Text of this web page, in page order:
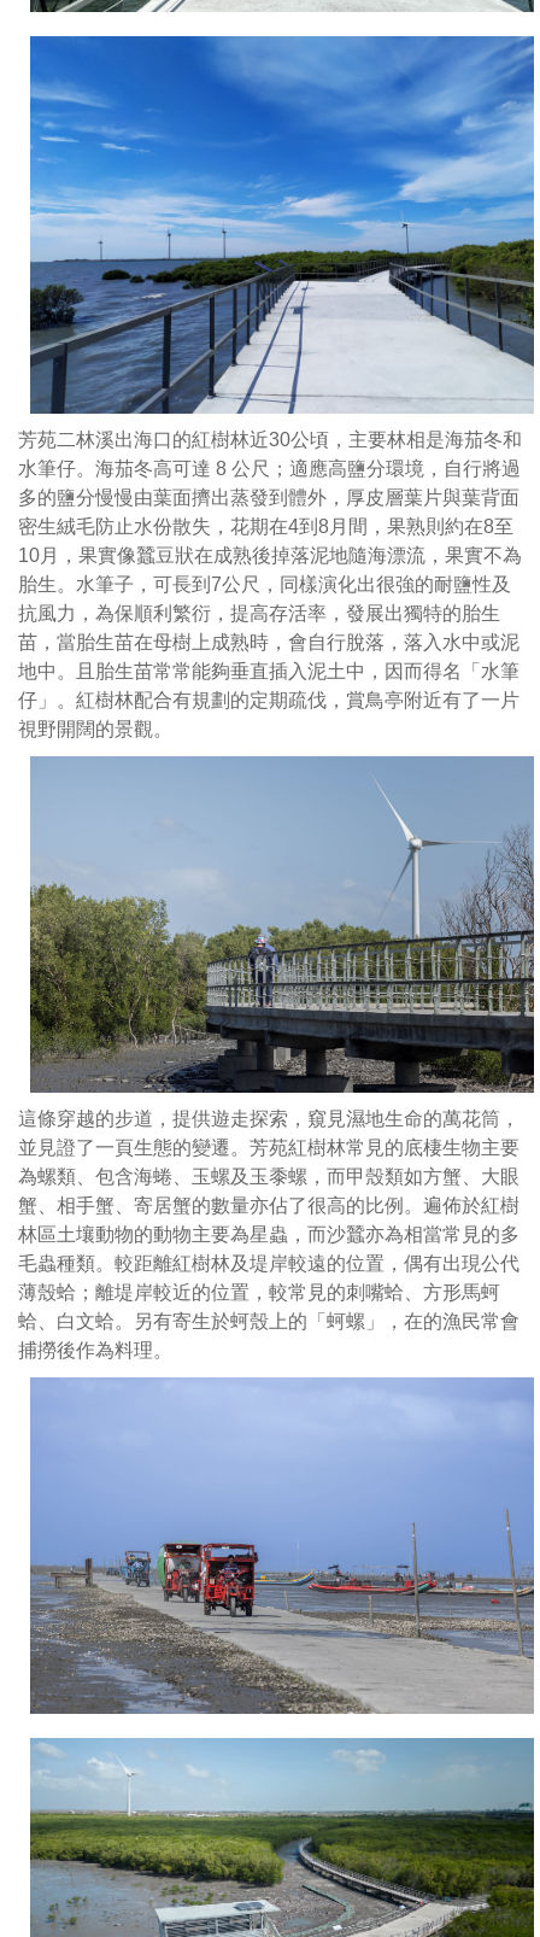
間
小
時，
北、
中、
個
入
口，
選
擇
自
己
喜
歡
的
出
入
口
走
相
當
方
便，
南
步
道
入
口
就
位
在
全
台
灣
面
積
最
白
馬
峰
普
天
廣
大
的
天
芳苑二林溪出海口的紅樹林近30公頃，主要林相是海茄冬和
水筆仔。海茄冬高可達 8 公尺；適應高鹽分環境，自行將過
多的鹽分慢慢由葉面擠出蒸發到體外，厚皮層葉片與葉背面
密生絨毛防止水份散失，花期在4到8月間，果熟則約在8至
10月，果實像蠶豆狀在成熟後掉落泥地隨海漂流，果實不為
胎生。水筆子，可長到7公尺，同樣演化出很強的耐鹽性及
抗風力，為保順利繁衍，提高存活率，發展出獨特的胎生
苗，當胎生苗在母樹上成熟時，會自行脫落，落入水中或泥
地中。且胎生苗常常能夠垂直插入泥土中，因而得名「水筆
仔」。紅樹林配合有規劃的定期疏伐，賞鳥亭附近有了一片
視野開闊的景觀。
這條穿越的步道，提供遊走探索，窺見濕地生命的萬花筒，
並見證了一頁生態的變遷。芳苑紅樹林常見的底棲生物主要
為螺類、包含海蜷、玉螺及玉黍螺，而甲殼類如方蟹、大眼
蟹、相手蟹、寄居蟹的數量亦佔了很高的比例。遍佈於紅樹
林區土壤動物的動物主要為星蟲，而沙蠶亦為相當常見的多
毛蟲種類。較距離紅樹林及堤岸較遠的位置，偶有出現公代
薄殼蛤；離堤岸較近的位置，較常見的刺嘴蛤、方形馬蚵
蛤、白文蛤。另有寄生於蚵殼上的「蚵螺」，在的漁民常會
捕撈後作為料理。